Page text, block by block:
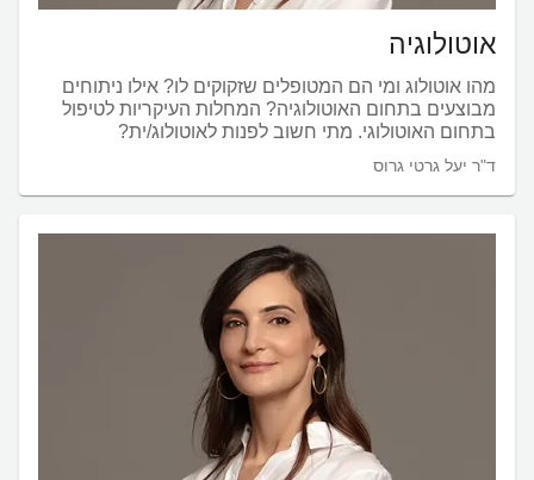
אוטולוגיה
מהו אוטולוג ומי הם המטופלים שזקוקים לו? אילו ניתוחים
מבוצעים בתחום האוטולוגיה? המחלות העיקריות לטיפול
בתחום האוטולוגי. מתי חשוב לפנות לאוטולוג/ית?
ד"ר יעל גרטי גרוס